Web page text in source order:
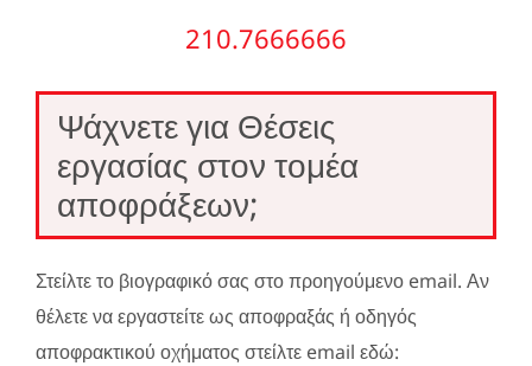
210.7666666
Ψάχνετε για Θέσεις
εργασίας στον τομέα
αποφράξεων;
Στείλτε το βιογραφικό σας στο προηγούμενο email. Αν
θέλετε να εργαστείτε ως αποφραξάς ή οδηγός
αποφρακτικού οχήματος στείλτε email εδώ: